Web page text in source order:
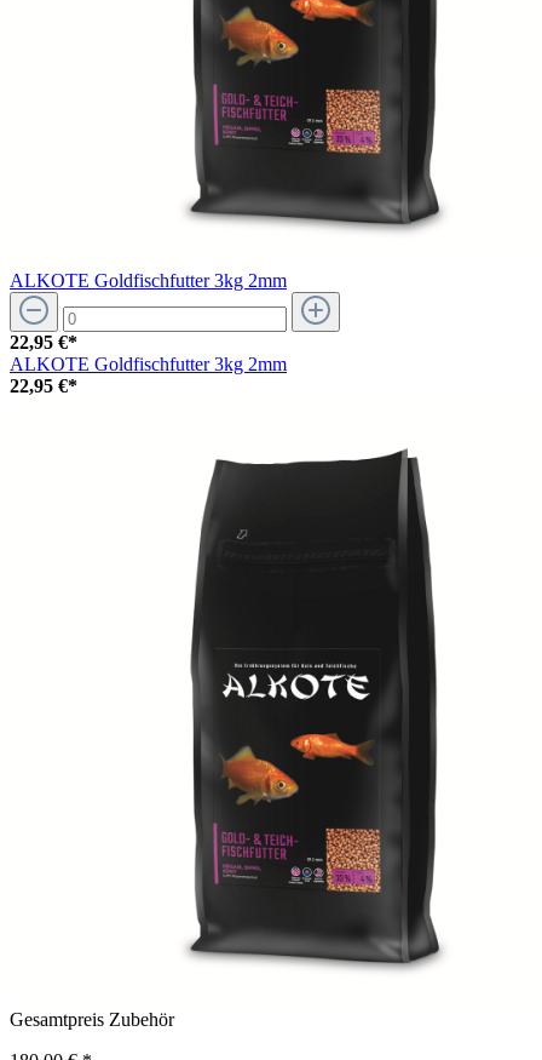
ALKOTE Goldfischfutter 3kg 2mm
22,95 €*
ALKOTE Goldfischfutter 3kg 2mm
22,95 €*
Gesamtpreis Zubehör